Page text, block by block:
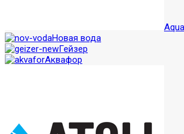
Новая вода
Гейзер
Аквафор